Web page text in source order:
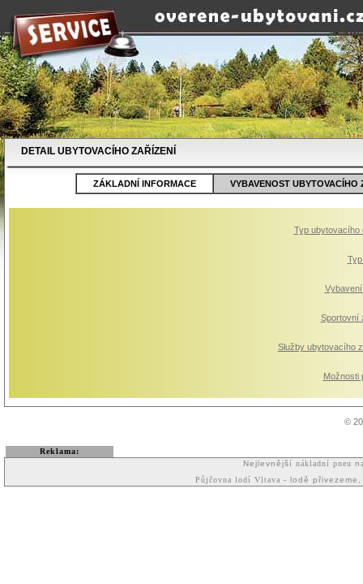
DETAIL UBYTOVACÍHO ZAŘÍZENÍ
ZÁKLADNÍ INFORMACE VYBAVENOST UBYTOVACÍHO
Typ ubytovacího
Sportovní
Služby ubytovacího
Možnosti
©
Reklama:
Nejlevnější nákladní pneu
Půjčovna lodí Vltava - lodě